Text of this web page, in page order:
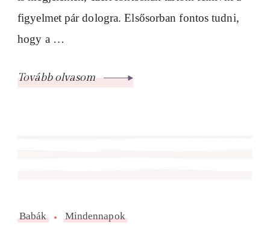
figyelmet pár dologra. Elsősorban fontos tudni,
hogy a …
Tovább olvasom
Babák Mindennapok